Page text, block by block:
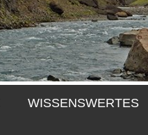
WISSENSWERTES